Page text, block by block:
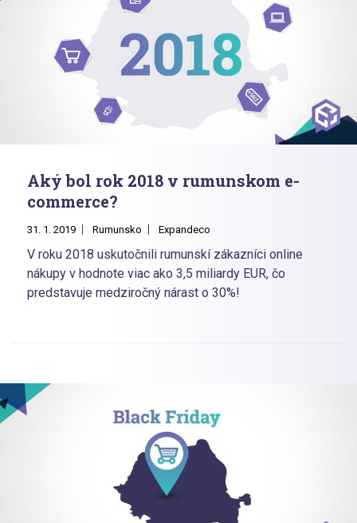
Aký bol rok 2018 v rumunskom e-
commerce?
31. 1. 2019 Rumunsko Expandeco
V roku 2018 uskutočnili rumunskí zákazníci online
nákupy v hodnote viac ako 3,5 miliardy EUR, čo
predstavuje medziročný nárast o 30%!